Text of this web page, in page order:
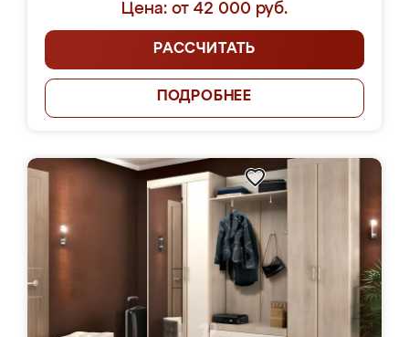
Цена: от 42 000 руб.
РАССЧИТАТЬ
ПОДРОБНЕЕ